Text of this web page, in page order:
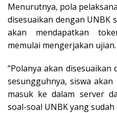
Menurutnya, pola
disesuaikan dengan UNBK
akan mendapatkan
memulai mengerjakan ujian.
”Polanya akan disesuaikan
sesungguhnya, siswa
masuk ke dalam server
soal-soal UNBK yang sudah